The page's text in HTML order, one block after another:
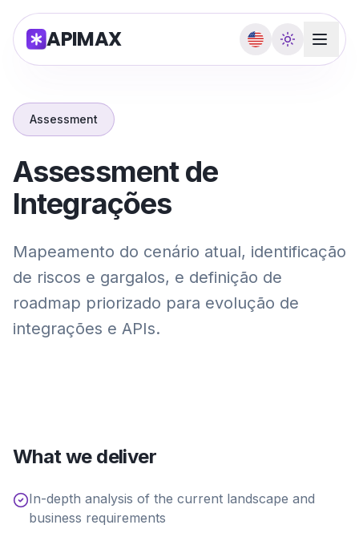
APIMAX
Assessment
Assessment de
Integrações
Mapeamento do cenário atual, identificação
de riscos e gargalos, e definição de
roadmap priorizado para evolução de
integrações e APIs.
What we deliver
In-depth analysis of the current landscape and
business requirements